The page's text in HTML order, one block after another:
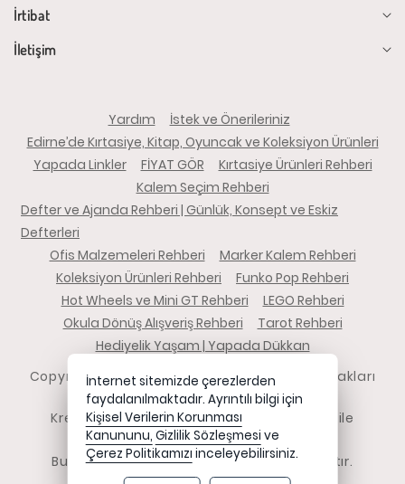
İrtibat
İletişim
Yardım
İstek ve Önerileriniz
Edirne’de Kırtasiye, Kitap, Oyuncak ve Koleksiyon Ürünleri
Yapada Linkler
FİYAT GÖR
Kırtasiye Ürünleri Rehberi
Kalem Seçim Rehberi
Defter ve Ajanda Rehberi | Günlük, Konsept ve Eskiz
Defterleri
Ofis Malzemeleri Rehberi
Marker Kalem Rehberi
Koleksiyon Ürünleri Rehberi
Funko Pop Rehberi
Hot Wheels ve Mini GT Rehberi
LEGO Rehberi
Okula Dönüş Alışveriş Rehberi
Tarot Rehberi
Hediyelik Yaşam | Yapada Dükkan
Copyright 2026 yapadadukkan.com - Tüm hakları
saklıdır.
Kredi kartı bilgileriniz 256bit SSL sertifikası ile
korunmaktadır.
Bu site AKINSOFT E-Ticaret ile hazırlanmıştır.
İnternet sitemizde çerezlerden
faydalanılmaktadır. Ayrıntılı bilgi için
Kişisel Verilerin Korunması
Kanununu, Gizlilik Sözleşmesi ve
Çerez Politikamızı inceleyebilirsiniz.